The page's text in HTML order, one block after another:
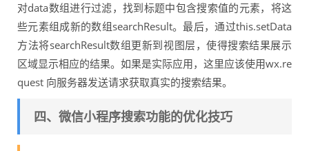
对data数组进行过滤，找到标题中包含搜索值的元素，将这
些元素组成新的数组searchResult。最后，通过this.setData
方法将searchResult数组更新到视图层，使得搜索结果展示
区域显示相应的结果。如果是实际应用，这里应该使用wx.re
quest 向服务器发送请求获取真实的搜索结果。
四、微信小程序搜索功能的优化技巧